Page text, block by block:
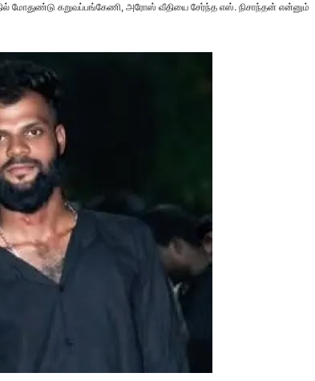
மோதுண்டு கறுவப்பங்கேணி, அரோஸ் வீதியை சேர்ந்த எஸ். நிசாந்தன் என்னும்